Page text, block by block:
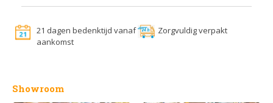
21 dagen bedenktijd vanaf
aankomst
Zorgvuldig verpakt
Showroom